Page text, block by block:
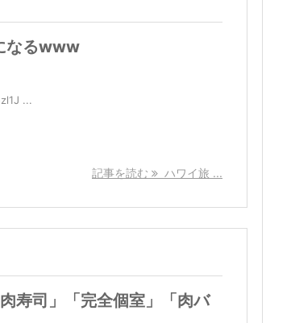
なるwww
...
記事を読む ハワイ旅 ...
寿司」「完全個室」「肉バ